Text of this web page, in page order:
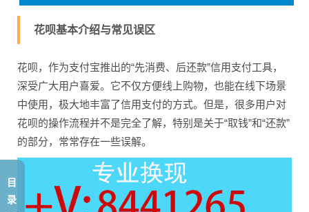
花呗基本介绍与常见误区
花呗，作为支付宝推出的“先消费、后还款”信用支付工具，
深受广大用户喜爱。它不仅方便线上购物，也能在线下场景
中使用，极大地丰富了信用支付的方式。但是，很多用户对
花呗的操作流程并不是完全了解，特别是关于“取钱”和“还款”
的部分，常常存在一些误解。
目
录